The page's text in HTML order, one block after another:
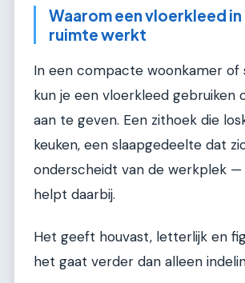
Waarom een vloerkleed in
ruimte werkt
In een compacte woonkamer of
kun je een vloerkleed gebruiken
aan te geven. Een zithoek die
keuken, een slaapgedeelte dat
onderscheidt van de werkplek —
helpt daarbij.
Het geeft houvast, letterlijk en
het gaat verder dan alleen